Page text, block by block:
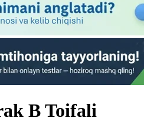
B Toifali